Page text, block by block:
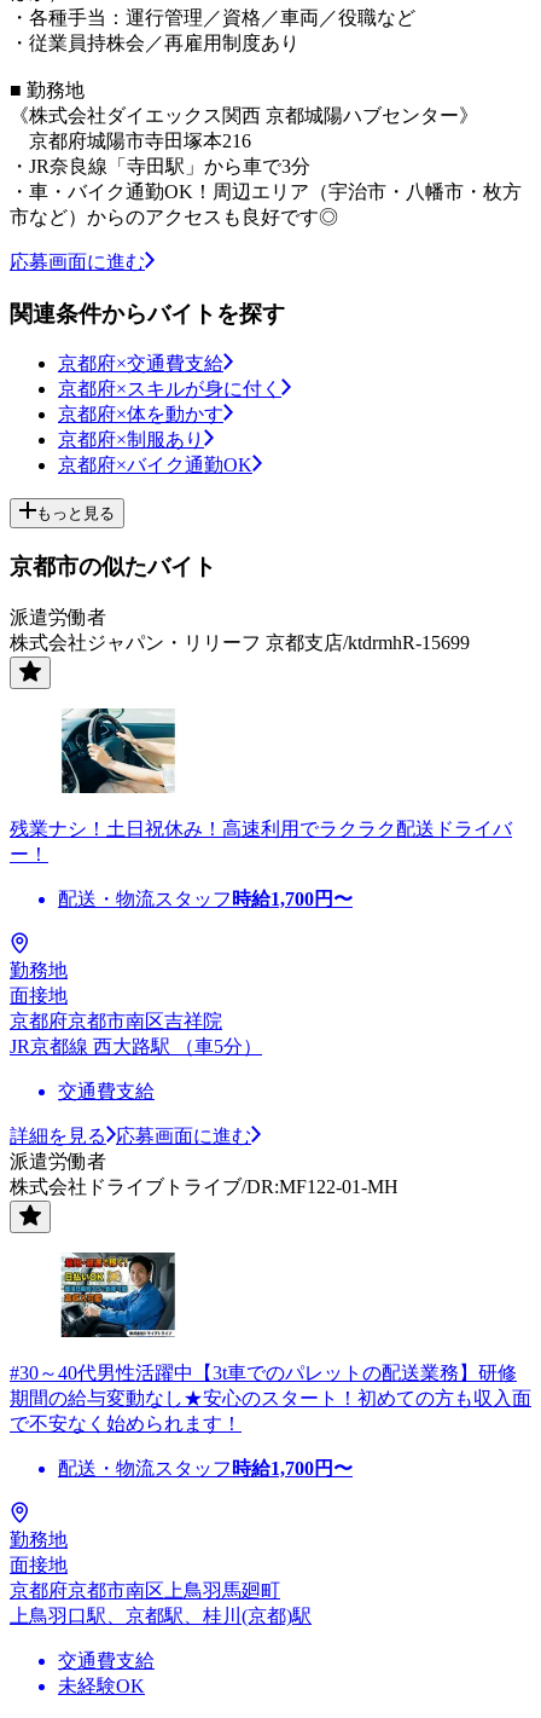
・各種手当：運行管理／資格／車両／役職など
・従業員持株会／再雇用制度あり
■ 勤務地
《株式会社ダイエックス関西 京都城陽ハブセンター》
京都府城陽市寺田塚本216
・JR奈良線「寺田駅」から車で3分
・車・バイク通勤OK！周辺エリア（宇治市・八幡市・枚方
市など）からのアクセスも良好です◎
応募画面に進む
関連条件からバイトを探す
京都府×交通費支給
京都府×スキルが身に付く
京都府×体を動かす
京都府×制服あり
京都府×バイク通勤OK
もっと見る
京都市の似たバイト
派遣労働者
株式会社ジャパン・リリーフ 京都支店/ktdrmhR-15699
残業ナシ！土日祝休み！高速利用でラクラク配送ドライバ
ー！
配送・物流スタッフ 時給1,700円〜
勤務地
面接地
京都府京都市南区吉祥院
JR京都線 西大路駅 （車5分）
交通費支給
詳細を見る
応募画面に進む
派遣労働者
株式会社ドライブトライブ/DR:MF122-01-MH
#30～40代男性活躍中【3t車でのパレットの配送業務】研修
期間の給与変動なし★安心のスタート！初めての方も収入面
で不安なく始められます！
配送・物流スタッフ 時給1,700円〜
勤務地
面接地
京都府京都市南区上鳥羽馬廻町
上鳥羽口駅、京都駅、桂川(京都)駅
交通費支給
未経験OK